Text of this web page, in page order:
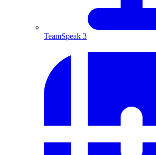
TeamSpeak 3